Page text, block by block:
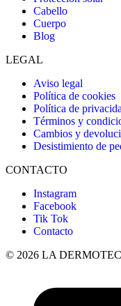
Cabello
Cuerpo
Blog
LEGAL
Aviso legal
Política de cookies
Política de
Términos y
Cambios y
Desistimiento de
CONTACTO
Instagram
Facebook
Tik Tok
Contacto
© 2026 LA